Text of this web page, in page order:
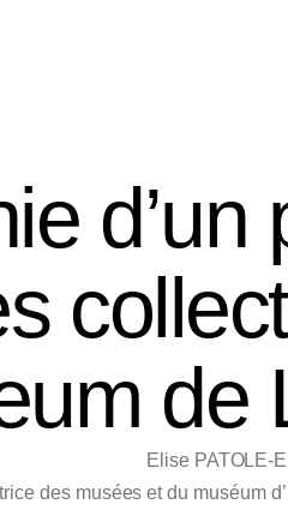
de
Elise PATOLE-
des musées et du muséum